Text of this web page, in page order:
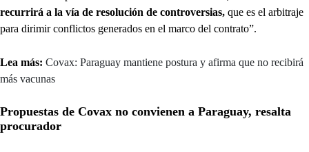
recurrirá a la vía de resolución de controversias, que es el arbitraje
para dirimir conflictos generados en el marco del contrato”.
Lea más: Covax: Paraguay mantiene postura y afirma que no recibirá
más vacunas
Propuestas de Covax no convienen a Paraguay, resalta
procurador